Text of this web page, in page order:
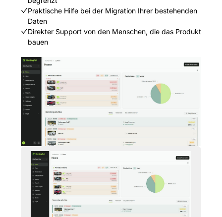
Praktische Hilfe bei der Migration Ihrer bestehenden
Daten
Direkter Support von den Menschen, die das Produkt
bauen